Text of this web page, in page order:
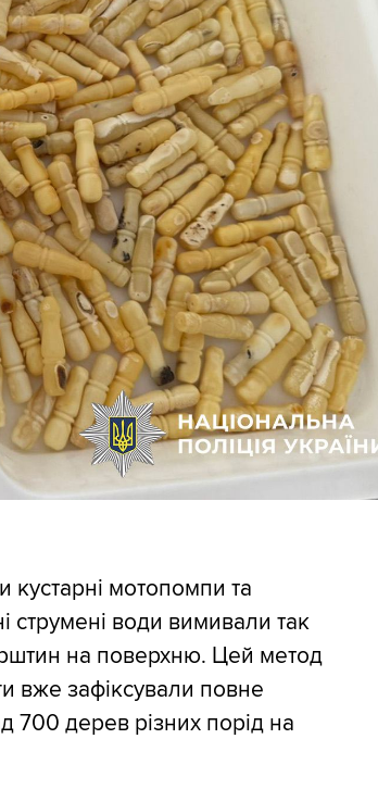
мотопомпи та
струмені води вимивали так
на поверхню. Цей метод
вже зафіксували повне
дерев різних порід на